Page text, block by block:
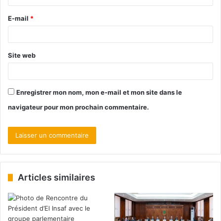
E-mail *
Site web
Enregistrer mon nom, mon e-mail et mon site dans le
navigateur pour mon prochain commentaire.
Articles similaires